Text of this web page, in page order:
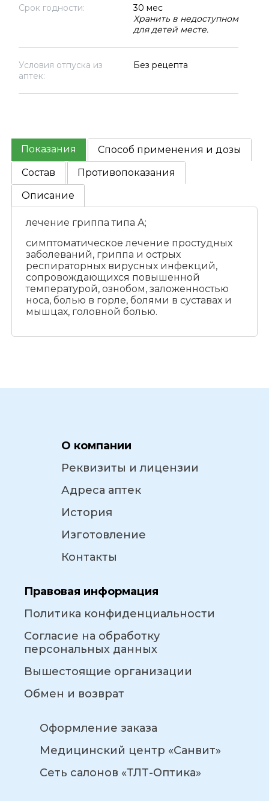
Срок годности:
30 мес
Хранить в недоступном
для детей месте.
Условия отпуска из
аптек:
Без рецепта
Показания
Способ применения и дозы
Состав
Противопоказания
Описание
лечение гриппа типа А;
симптоматическое лечение простудных
заболеваний, гриппа и острых
респираторных вирусных инфекций,
сопровождающихся повышенной
температурой, ознобом, заложенностью
носа, болью в горле, болями в суставах и
мышцах, головной болью.
О компании
Реквизиты и лицензии
Адреса аптек
История
Изготовление
Контакты
Правовая информация
Политика конфиденциальности
Согласие на обработку
персональных данных
Вышестоящие организации
Обмен и возврат
Оформление заказа
Медицинский центр «Санвит»
Сеть салонов «ТЛТ-Оптика»